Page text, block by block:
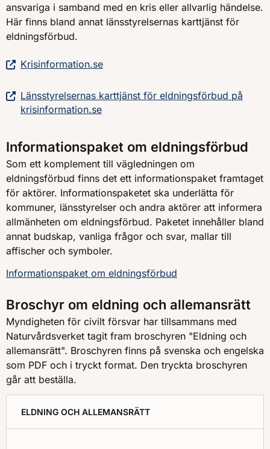
ansvariga i samband med en kris eller allvarlig händelse.
Här finns bland annat länsstyrelsernas karttjänst för
eldningsförbud.
Krisinformation.se
Länsstyrelsernas karttjänst för eldningsförbud på
krisinformation.se
Informationspaket om eldningsförbud
Som ett komplement till vägledningen om
eldningsförbud finns det ett informationspaket framtaget
för aktörer. Informationspaketet ska underlätta för
kommuner, länsstyrelser och andra aktörer att informera
allmänheten om eldningsförbud. Paketet innehåller bland
annat budskap, vanliga frågor och svar, mallar till
affischer och symboler.
Informationspaket om eldningsförbud
Broschyr om eldning och allemansrätt
Myndigheten för civilt försvar har tillsammans med
Naturvårdsverket tagit fram broschyren "Eldning och
allemansrätt". Broschyren finns på svenska och engelska
som PDF och i tryckt format. Den tryckta broschyren
går att beställa.
ELDNING OCH ALLEMANSRÄTT